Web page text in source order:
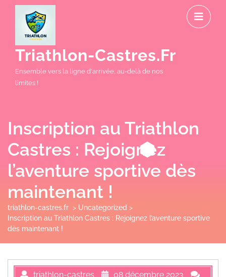
Triathlon-Castres.fr
Ensemble vers la ligne d'arrivée, au-delà de nos
limites !
Inscription au Triathlon
Castres : Rejoignez
l’aventure sportive dès
maintenant !
triathlon-castres.fr > Uncategorized >
Inscription au Triathlon Castres : Rejoignez l’aventure sportive
dès maintenant !
triathlon-castres
08 décembre 2023